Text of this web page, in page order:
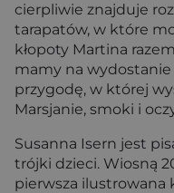
cierpliwie znajduje
tarapatów, w które
kłopoty Martina
mamy na wydostanie
przygodę, w której
Marsjanie, smoki i
Susanna Isern jest
trójki dzieci. Wiosną
pierwsza ilustrowana